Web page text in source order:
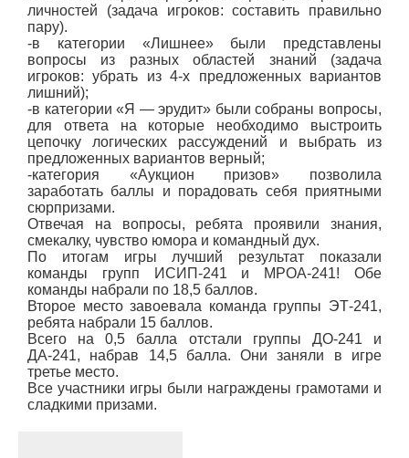
личностей (задача игроков: составить правильно
пару).
-в категории «Лишнее» были представлены
вопросы из разных областей знаний (задача
игроков: убрать из 4-х предложенных вариантов
лишний);
-в категории «Я — эрудит» были собраны вопросы,
для ответа на которые необходимо выстроить
цепочку логических рассуждений и выбрать из
предложенных вариантов верный;
-категория «Аукцион призов» позволила
заработать баллы и порадовать себя приятными
сюрпризами.
Отвечая на вопросы, ребята проявили знания,
смекалку, чувство юмора и командный дух.
По итогам игры лучший результат показали
команды групп ИСИП-241 и МРОА-241! Обе
команды набрали по 18,5 баллов.
Второе место завоевала команда группы ЭТ-241,
ребята набрали 15 баллов.
Всего на 0,5 балла отстали группы ДО-241 и
ДА-241, набрав 14,5 балла. Они заняли в игре
третье место.
Все участники игры были награждены грамотами и
сладкими призами.